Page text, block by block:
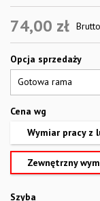
74,00 zł Brutto
Opcja sprzedaży
Cena wg
Wymiar pracy z
Zewnętrzny
Szyba